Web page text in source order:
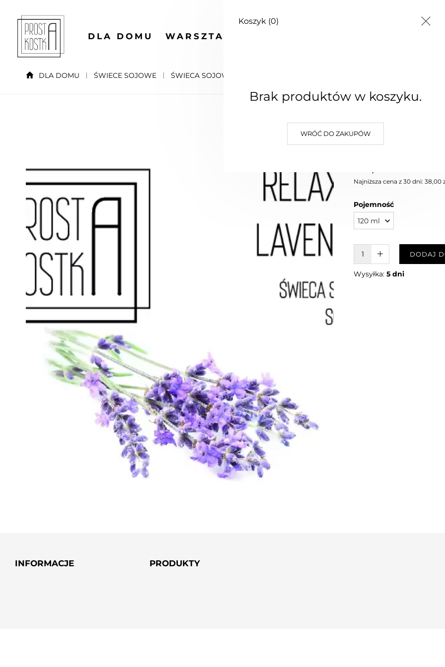
DLA DOMU WARSZTATY
Koszyk (0)
Brak produktów w koszyku.
WRÓĆ DO ZAKUPÓW
DLA DOMU ŚWIECE SOJOWE ŚWIECA SOJOWA RELAXING LAVENDER
ŚWIECA
Najniższa cena z 30 dni: 38,00
Pojemność
120 ml
W KOSZYKU :)
DODAJ
Wysyłka: 5 dni
INFORMACJE PRODUKTY